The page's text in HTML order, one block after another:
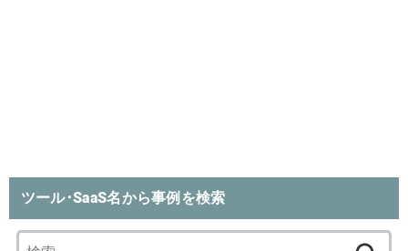
ツール･SaaS名から事例を検索